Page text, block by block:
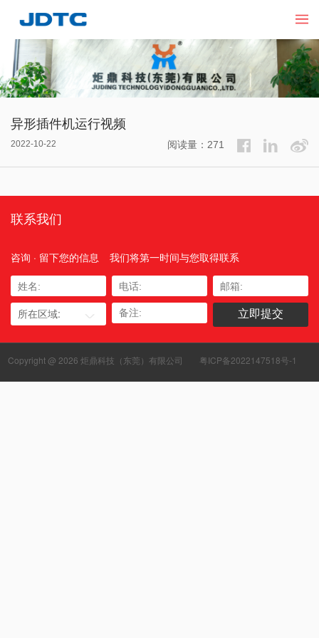
异形插件机运行视频
2022-10-22 阅读量：271
联系我们
咨询 · 留下您的信息 我们将第一时间与您取得联系
所在区域:
Copyright @ 2026 炬鼎科技（东莞）有限公司 粤ICP备2022147518号-1